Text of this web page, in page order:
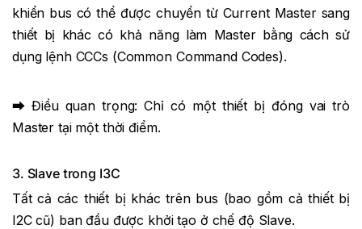
khiển bus có thể được chuyển từ Current Master sang
thiết bị khác có khả năng làm Master bằng cách sử
dụng lệnh CCCs (Common Command Codes).
⮕ Điều quan trọng: Chỉ có một thiết bị đóng vai trò
Master tại một thời điểm.
3. Slave trong I3C
Tất cả các thiết bị khác trên bus (bao gồm cả thiết bị
I2C cũ) ban đầu được khởi tạo ở chế độ Slave.